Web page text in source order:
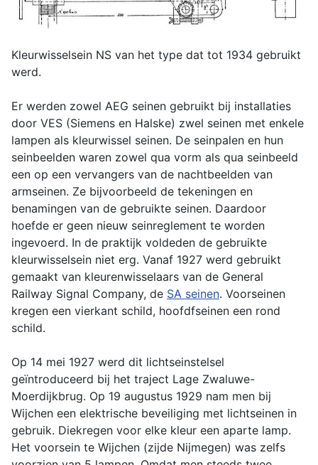
Kleurwisselsein NS van het type dat tot 1934 gebruikt
werd.
Er werden zowel AEG seinen gebruikt bij installaties
door VES (Siemens en Halske) zwel seinen met enkele
lampen als kleurwissel seinen. De seinpalen en hun
seinbeelden waren zowel qua vorm als qua seinbeeld
een op een vervangers van de nachtbeelden van
armseinen. Ze bijvoorbeeld de tekeningen en
benamingen van de gebruikte seinen. Daardoor
hoefde er geen nieuw seinreglement te worden
ingevoerd. In de praktijk voldeden de gebruikte
kleurwisselsein niet erg. Vanaf 1927 werd gebruikt
gemaakt van kleurenwisselaars van de General
Railway Signal Company, de SA seinen. Voorseinen
kregen een vierkant schild, hoofdfseinen een rond
schild.
Op 14 mei 1927 werd dit lichtseinstelsel
geïntroduceerd bij het traject Lage Zwaluwe-
Moerdijkbrug. Op 19 augustus 1929 nam men bij
Wijchen een elektrische beveiliging met lichtseinen in
gebruik. Diekregen voor elke kleur een aparte lamp.
Het voorsein te Wijchen (zijde Nijmegen) was zelfs